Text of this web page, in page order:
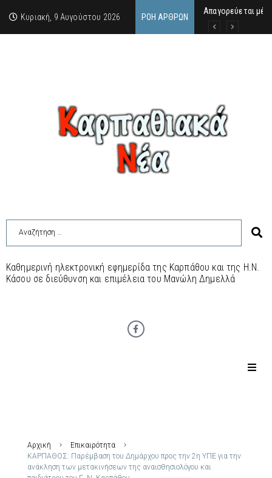
Κυριακή, 9 Αυγούστου 2026 ΡΟΉ ΆΡΘΡΩΝ
Απαγορεύεται
ΙΜΜΑΚΟΛΑΤΑ: 300
9 Αυγούστου 2026:
Καθημερινή ηλεκτρονική εφημερίδα της Καρπάθου και της Η.Ν.
Κάσου σε διεύθυνση και επιμέλεια του Μανώλη Δημελλά
Αρχική
Επικαιρότητα
ΚΑΡΠΑΘΟΣ: Παρέμβαση του Δημάρχου προς την 2η ΥΠΕ για την
ανάκληση των μετακινήσεων της αναισθησιολόγου και